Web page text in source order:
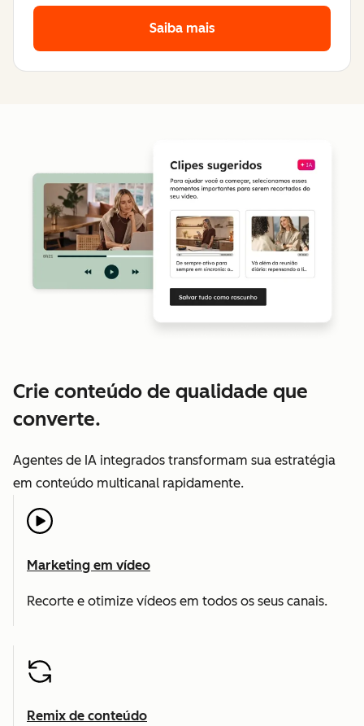
Saiba mais
Crie conteúdo de qualidade que
converte.
Agentes de IA integrados transformam sua estratégia
em conteúdo multicanal rapidamente.
Marketing em vídeo
Recorte e otimize vídeos em todos os seus canais.
Remix de conteúdo